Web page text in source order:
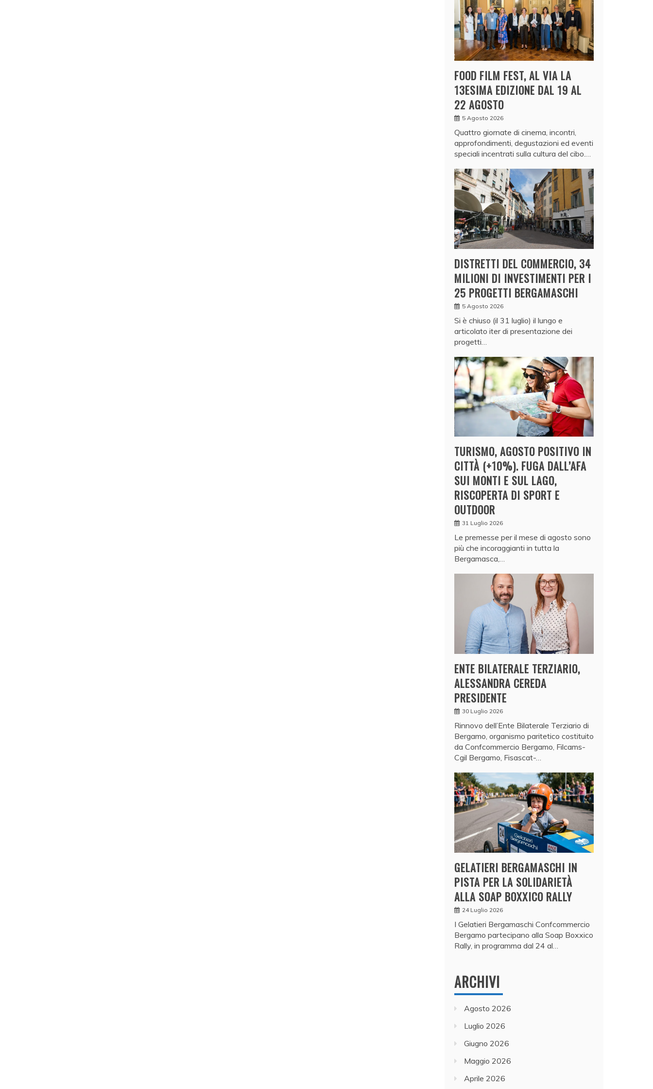
FOOD FILM FEST, AL VIA LA
13ESIMA EDIZIONE DAL 19 AL
22 AGOSTO
5 Agosto 2026
Quattro giornate di cinema, incontri,
approfondimenti, degustazioni ed eventi
speciali incentrati sulla cultura del cibo.…
DISTRETTI DEL COMMERCIO, 34
MILIONI DI INVESTIMENTI PER I
25 PROGETTI BERGAMASCHI
5 Agosto 2026
Si è chiuso (il 31 luglio) il lungo e
articolato iter di presentazione dei
progetti…
TURISMO, AGOSTO POSITIVO IN
CITTÀ (+10%). FUGA DALL’AFA
SUI MONTI E SUL LAGO,
RISCOPERTA DI SPORT E
OUTDOOR
31 Luglio 2026
Le premesse per il mese di agosto sono
più che incoraggianti in tutta la
Bergamasca,…
ENTE BILATERALE TERZIARIO,
ALESSANDRA CEREDA
PRESIDENTE
30 Luglio 2026
Rinnovo dell’Ente Bilaterale Terziario di
Bergamo, organismo paritetico costituito
da Confcommercio Bergamo, Filcams-
Cgil Bergamo, Fisascat-…
GELATIERI BERGAMASCHI IN
PISTA PER LA SOLIDARIETÀ
ALLA SOAP BOXXICO RALLY
24 Luglio 2026
I Gelatieri Bergamaschi Confcommercio
Bergamo partecipano alla Soap Boxxico
Rally, in programma dal 24 al…
ARCHIVI
Agosto 2026
Luglio 2026
Giugno 2026
Maggio 2026
Aprile 2026